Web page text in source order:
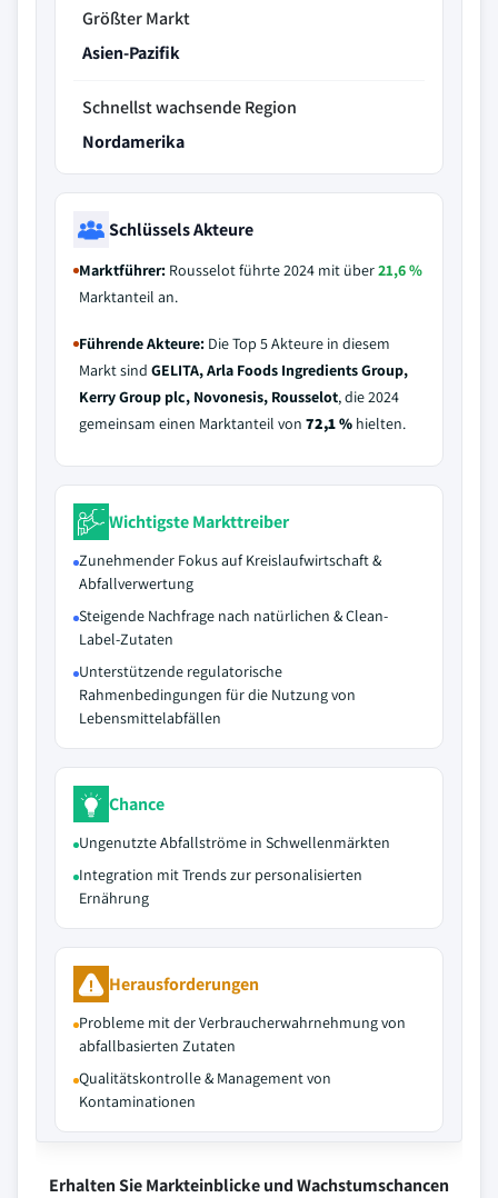
Größter Markt
Asien-Pazifik
Schnellst wachsende Region
Nordamerika
Schlüssels Akteure
Marktführer: Rousselot führte 2024 mit über21,6 %
Marktanteil an.
Führende Akteure: Die Top 5 Akteure in diesem
Markt sind GELITA, Arla Foods Ingredients Group,
Kerry Group plc, Novonesis, Rousselot, die 2024
gemeinsam einen Marktanteil von 72,1 % hielten.
Wichtigste Markttreiber
Zunehmender Fokus auf Kreislaufwirtschaft &
Abfallverwertung
Steigende Nachfrage nach natürlichen & Clean-
Label-Zutaten
Unterstützende regulatorische
Rahmenbedingungen für die Nutzung von
Lebensmittelabfällen
Chance
Ungenutzte Abfallströme in Schwellenmärkten
Integration mit Trends zur personalisierten
Ernährung
Herausforderungen
Probleme mit der Verbraucherwahrnehmung von
abfallbasierten Zutaten
Qualitätskontrolle & Management von
Kontaminationen
Erhalten Sie Markteinblicke und Wachstumschancen